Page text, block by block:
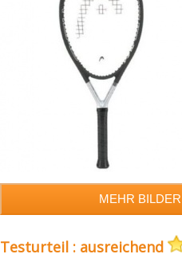
Testurteil : ausreichend